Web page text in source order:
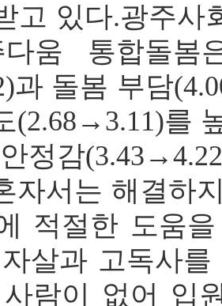
고 있다.광주사
움 통합돌봄
과 돌봄 부담
(2.68→3.11)를
정감
자서는 해결하
적절한 도움
살과 고독사
람이 없어 입